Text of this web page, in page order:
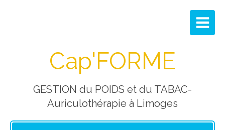
Cap'FORME
GESTION du POIDS et du TABAC-
Auriculothérapie à Limoges